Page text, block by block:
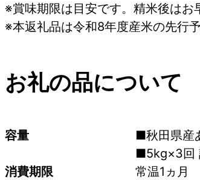
※賞味期限は目安です。精米後はお
※本返礼品は令和8年度産米の先行
お礼の品について
容量
■秋田県産
■5kg×3回
消費期限
常温1ヵ月